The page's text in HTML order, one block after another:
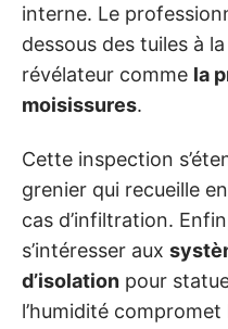
interne. Le
dessous des tuiles à
révélateur comme la
moisissures.
Cette inspection
grenier qui recueille
cas d’infiltration.
s’intéresser aux
d’isolation pour
l’humidité compromet